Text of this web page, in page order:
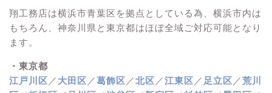
翔工務店は横浜市青葉区を拠点としている為、横浜市内は
もちろん、神奈川県と東京都はほぼ全域ご対応可能となり
ます。
・東京都
江戸川区 ／ 大田区 ／葛飾区 ／北区 ／江東区 ／ 足立区 ／荒川